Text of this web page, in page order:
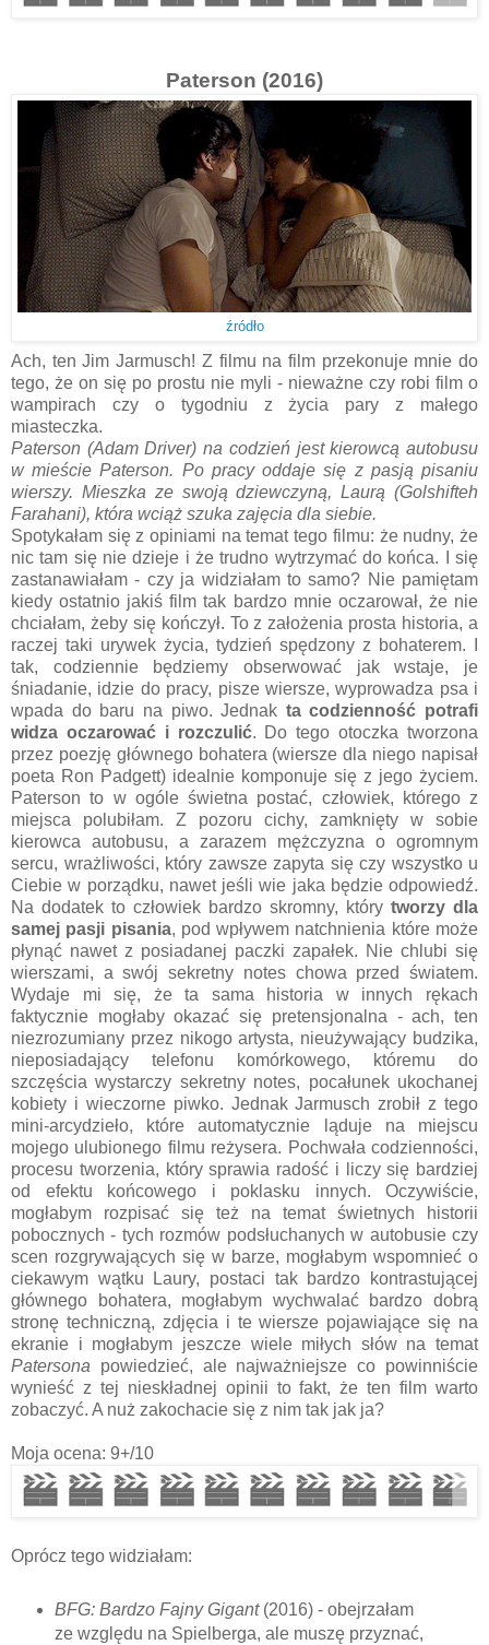
Paterson (2016)
źródło
Ach, ten Jim Jarmusch! Z filmu na film przekonuje mnie do
tego, że on się po prostu nie myli - nieważne czy robi film o
wampirach czy o tygodniu z życia pary z małego
miasteczka.
Paterson (Adam Driver) na codzień jest kierowcą autobusu
w mieście Paterson. Po pracy oddaje się z pasją pisaniu
wierszy. Mieszka ze swoją dziewczyną, Laurą (Golshifteh
Farahani), która wciąż szuka zajęcia dla siebie.
Spotykałam się z opiniami na temat tego filmu: że nudny, że
nic tam się nie dzieje i że trudno wytrzymać do końca. I się
zastanawiałam - czy ja widziałam to samo? Nie pamiętam
kiedy ostatnio jakiś film tak bardzo mnie oczarował, że nie
chciałam, żeby się kończył. To z założenia prosta historia, a
raczej taki urywek życia, tydzień spędzony z bohaterem. I
tak, codziennie będziemy obserwować jak wstaje, je
śniadanie, idzie do pracy, pisze wiersze, wyprowadza psa i
wpada do baru na piwo. Jednak ta codzienność potrafi
widza oczarować i rozczulić. Do tego otoczka tworzona
przez poezję głównego bohatera (wiersze dla niego napisał
poeta Ron Padgett) idealnie komponuje się z jego życiem.
Paterson to w ogóle świetna postać, człowiek, którego z
miejsca polubiłam. Z pozoru cichy, zamknięty w sobie
kierowca autobusu, a zarazem mężczyzna o ogromnym
sercu, wrażliwości, który zawsze zapyta się czy wszystko u
Ciebie w porządku, nawet jeśli wie jaka będzie odpowiedź.
Na dodatek to człowiek bardzo skromny, który tworzy dla
samej pasji pisania, pod wpływem natchnienia które może
płynąć nawet z posiadanej paczki zapałek. Nie chlubi się
wierszami, a swój sekretny notes chowa przed światem.
Wydaje mi się, że ta sama historia w innych rękach
faktycznie mogłaby okazać się pretensjonalna - ach, ten
niezrozumiany przez nikogo artysta, nieużywający budzika,
nieposiadający telefonu komórkowego, któremu do
szczęścia wystarczy sekretny notes, pocałunek ukochanej
kobiety i wieczorne piwko. Jednak Jarmusch zrobił z tego
mini-arcydzieło, które automatycznie ląduje na miejscu
mojego ulubionego filmu reżysera. Pochwała codzienności,
procesu tworzenia, który sprawia radość i liczy się bardziej
od efektu końcowego i poklasku innych. Oczywiście,
mogłabym rozpisać się też na temat świetnych historii
pobocznych - tych rozmów podsłuchanych w autobusie czy
scen rozgrywających się w barze, mogłabym wspomnieć o
ciekawym wątku Laury, postaci tak bardzo kontrastującej
głównego bohatera, mogłabym wychwalać bardzo dobrą
stronę techniczną, zdjęcia i te wiersze pojawiające się na
ekranie i mogłabym jeszcze wiele miłych słów na temat
Patersona powiedzieć, ale najważniejsze co powinniście
wynieść z tej nieskładnej opinii to fakt, że ten film warto
zobaczyć. A nuż zakochacie się z nim tak jak ja?
Moja ocena: 9+/10
Oprócz tego widziałam:
BFG: Bardzo Fajny Gigant(2016) - obejrzałam
ze względu na Spielberga, ale muszę przyznać,